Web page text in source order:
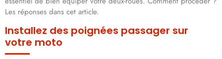
Les réponses dans cet article.
Installez des poignées passager sur
votre moto